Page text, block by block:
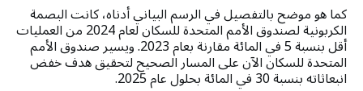
كما هو موضح بالتفصيل في الرسم البياني أدناه، كانت البصمة
الكربونية لصندوق الأمم المتحدة للسكان لعام 2024 من العمليات
أقل بنسبة 5 في المائة مقارنة بعام 2023. ويسير صندوق الأمم
المتحدة للسكان الآن على المسار الصحيح لتحقيق هدف خفض
انبعاثاته بنسبة 30 في المائة بحلول عام 2025.